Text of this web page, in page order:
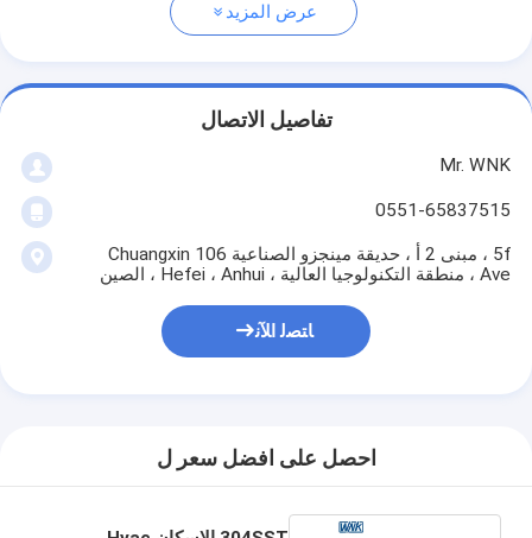
عرض المزيد
تفاصيل الاتصال
Mr. WNK
0551-65837515
5f ، مبنى 2 أ ، حديقة مينجزو الصناعية 106 Chuangxin
Ave ، منطقة التكنولوجيا العالية ، Hefei ، Anhui ، الصين
ﺎﺘﺼﻟ ﺍﻶﻧ
احصل على افضل سعر ل